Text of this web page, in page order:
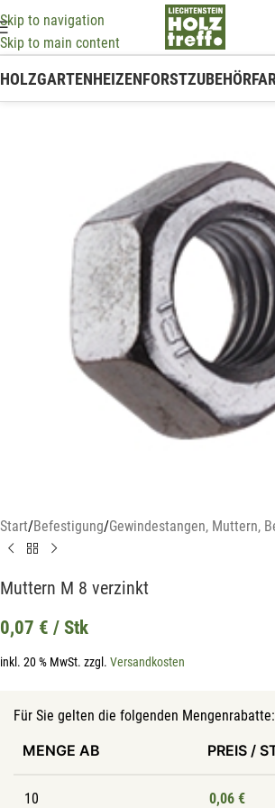
Skip to navigation
Skip to main content
HOLZGARTENHEIZENFORSTZUBEHÖR
Start/Befestigung/Gewindestangen, Muttern,
Muttern M 8 verzinkt
0,07 € / Stk
inkl. 20 % MwSt. zzgl. Versandkosten
Für Sie gelten die folgenden Mengenrabatte:
MENGE AB PREIS /
10 0,06 €